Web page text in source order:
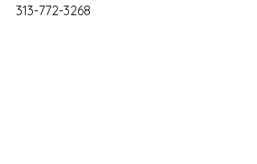
313-772-3268